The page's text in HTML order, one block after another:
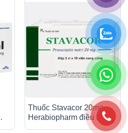
Thuốc Stavacor 20mg
Herabiopharm điều trị
tăng cholesterol máu (3 vỉ